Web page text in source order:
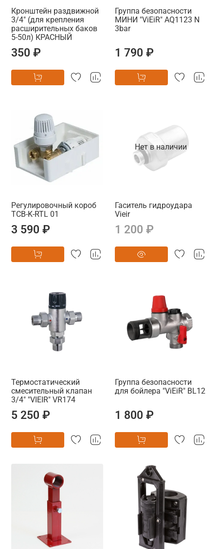
Кронштейн раздвижной
3/4" (для крепления
расширительных баков
5-50л) КРАСНЫЙ
350 ₽
Группа безопасности
МИНИ "ViEiR" AQ1123 N
3bar
1 790 ₽
Регулировочный короб
TCB-K-RTL 01
3 590 ₽
Нет в наличии
Гаситель гидроудара
Vieir
1 200 ₽
Термостатический
смесительный клапан
3/4" "VIEIR" VR174
5 250 ₽
Группа безопасности
для бойлера "ViEiR" BL12
1 800 ₽